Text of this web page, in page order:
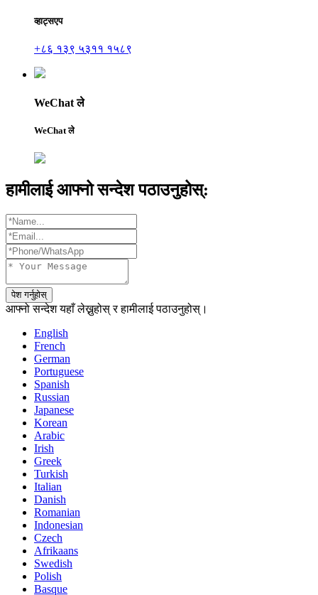
व्हाट्सएप
+८६ १३९ ५३११ १५८९
WeChat ले
WeChat ले
हामीलाई आफ्नो सन्देश पठाउनुहोस्:
पेश गर्नुहोस्
आफ्नो सन्देश यहाँ लेख्नुहोस् र हामीलाई पठाउनुहोस्।
English
French
German
Portuguese
Spanish
Russian
Japanese
Korean
Arabic
Irish
Greek
Turkish
Italian
Danish
Romanian
Indonesian
Czech
Afrikaans
Swedish
Polish
Basque